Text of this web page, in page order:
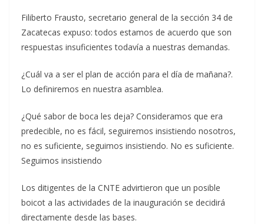
Filiberto Frausto, secretario general de la sección 34 de
Zacatecas expuso: todos estamos de acuerdo que son
respuestas insuficientes todavía a nuestras demandas.
¿Cuál va a ser el plan de acción para el día de mañana?.
Lo definiremos en nuestra asamblea.
¿Qué sabor de boca les deja? Consideramos que era
predecible, no es fácil, seguiremos insistiendo nosotros,
no es suficiente, seguimos insistiendo. No es suficiente.
Seguimos insistiendo
Los ditigentes de la CNTE advirtieron que un posible
boicot a las actividades de la inauguración se decidirá
directamente desde las bases.